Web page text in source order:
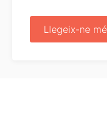
Llegeix-ne